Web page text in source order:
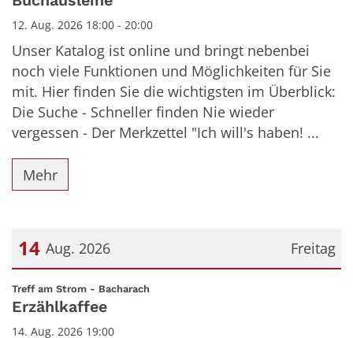
12. Aug. 2026 18:00 - 20:00
Unser Katalog ist online und bringt nebenbei
noch viele Funktionen und Möglichkeiten für Sie
mit. Hier finden Sie die wichtigsten im Überblick:
Die Suche - Schneller finden Nie wieder
vergessen - Der Merkzettel "Ich will's haben! ...
Mehr
Freitag
14 Aug. 2026
Datum: 14. August 2026
Treff am Strom - Bacharach
Erzählkaffee
14. Aug. 2026 19:00